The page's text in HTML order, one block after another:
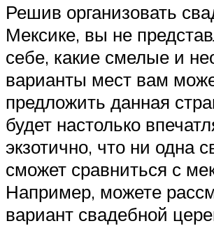
Решив организовать
Мексике, вы не
себе, какие смелые и
варианты мест вам
предложить данная
будет настолько
экзотично, что ни одна
сможет сравниться с
Например, можете
вариант свадебной